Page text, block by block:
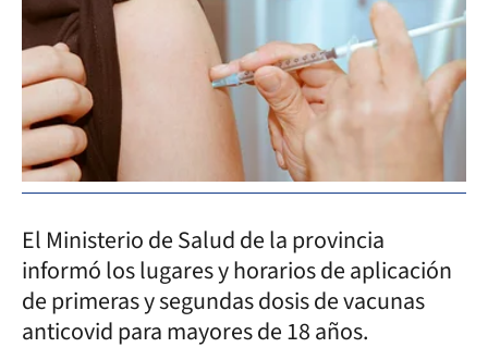
El Ministerio de Salud de la provincia
informó los lugares y horarios de aplicación
de primeras y segundas dosis de vacunas
anticovid para mayores de 18 años.